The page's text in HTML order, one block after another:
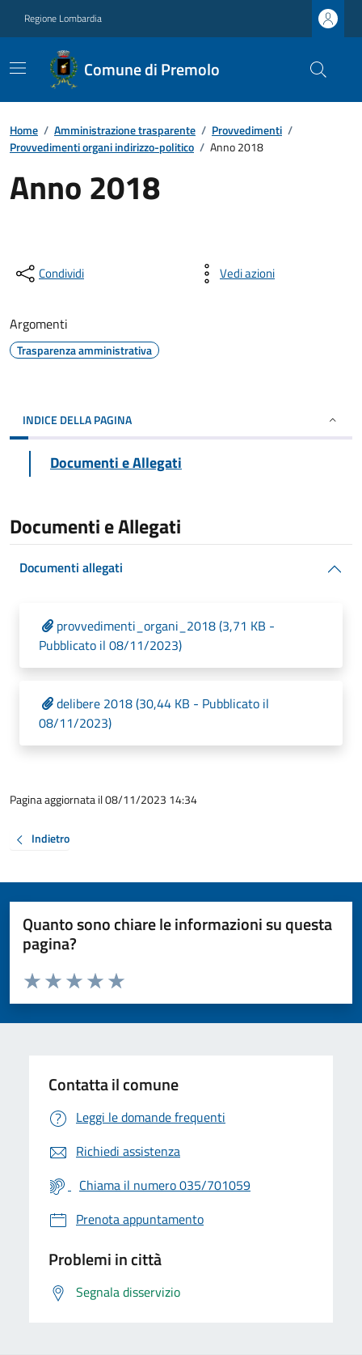
Regione Lombardia
Comune di Premolo
Home / Amministrazione trasparente / Provvedimenti /
Provvedimenti organi indirizzo-politico / Anno 2018
Anno 2018
Condividi Vedi azioni
Argomenti
Trasparenza amministrativa
INDICE DELLA PAGINA
Documenti e Allegati
Documenti e Allegati
Documenti allegati
provvedimenti_organi_2018 (3,71 KB -
Pubblicato il 08/11/2023)
delibere 2018 (30,44 KB - Pubblicato il
08/11/2023)
Pagina aggiornata il 08/11/2023 14:34
Indietro
Quanto sono chiare le informazioni su questa
pagina?
Valuta da 1 a 5 stelle la pagina
Valuta 5 stelle su 5
Valuta 4 stelle su 5
Valuta 3 stelle su 5
Valuta 2 stelle su 5
Valuta 1 stelle su 5
Contatta il comune
Leggi le domande frequenti
Richiedi assistenza
Chiama il numero 035/701059
Prenota appuntamento
Problemi in città
Segnala disservizio